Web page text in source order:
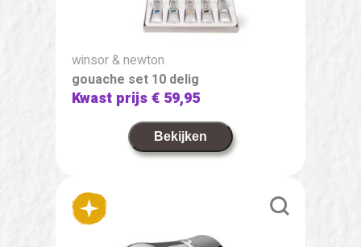
winsor & newton
gouache set 10 delig
Kwast prijs€ 59,95
Bekijken